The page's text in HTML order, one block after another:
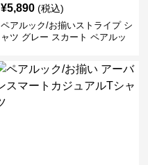
¥5,890 (税込)
ペアルック/お揃いストライプ シ
ャツ グレー スカート ペアルッ